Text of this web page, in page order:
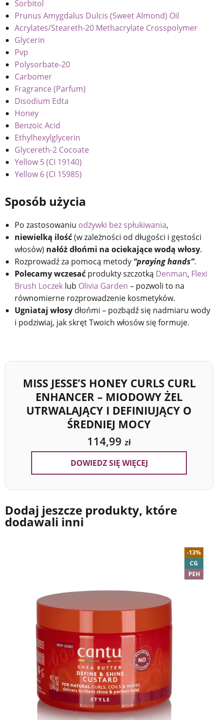
Sorbitol
Prunus Amygdalus Dulcis (Sweet Almond) Oil
Acrylates/Steareth-20 Methacrylate Crosspolymer
Glycerin
Pvp
Polysorbate-20
Carbomer
Fragrance (Parfum)
Disodium Edta
Honey
Benzoic Acid
Ethylhexylglycerin
Glycereth-2 Cocoate
Yellow 5 (CI 19140)
Yellow 6 (CI 15985)
Sposób użycia
Po zastosowaniu odżywki bez spłukiwania,
niewielką ilość(w zależności od długości i gęstości
włosów) nałóż dłońmi na ociekające wodą włosy.
Rozprowadź za pomocą metody “praying hands”.
Polecamy wczesać produkty szczotką Denman, Flexi
Brush Loczek lub Olivia Garden – pozwoli to na
równomierne rozprowadzenie kosmetyków.
Ugniataj włosy dłońmi – pozbądź się nadmiaru wody
i podziwiaj, jak skręt Twoich włosów się formuje.
MISS JESSE’S HONEY CURLS CURL
ENHANCER – MIODOWY ŻEL
UTRWALAJĄCY I DEFINIUJĄCY O
ŚREDNIEJ MOCY
114,99 zł
DOWIEDZ SIĘ WIĘCEJ
Dodaj jeszcze produkty, które
dodawali inni
-13%
CG
PEH